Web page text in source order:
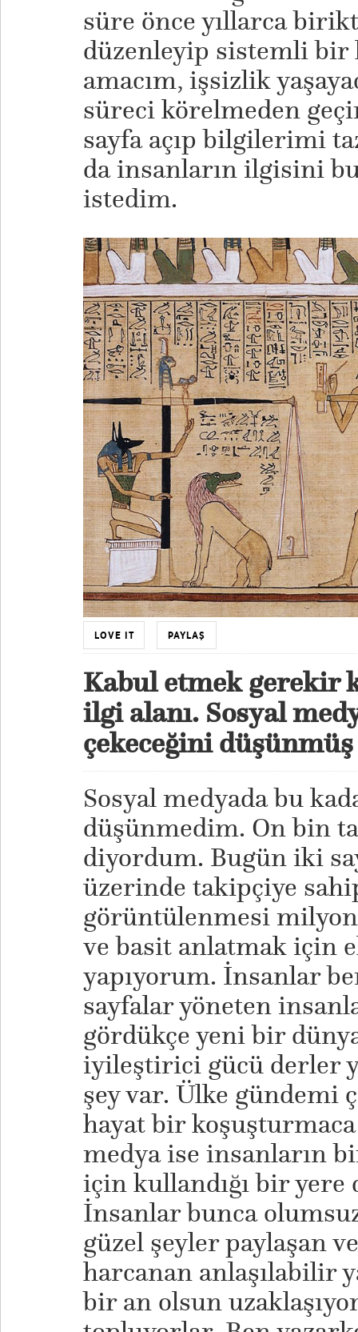
süre önce yıllarca
düzenleyip sistemli bir
amacım, işsizlik
süreci körelmeden
sayfa açıp bilgilerimi
da insanların ilgisini
istedim.
LOVE IT PAYLAŞ
Kabul etmek gerekir
ilgi alanı. Sosyal
çekeceğini
Sosyal medyada bu
düşünmedim. On bin
diyordum. Bugün iki
üzerinde takipçiye
görüntülenmesi
ve basit anlatmak için
yapıyorum. İnsanlar
sayfalar yöneten
gördükçe yeni bir
iyileştirici gücü derler
şey var. Ülke gündemi
hayat bir
medya ise insanların
için kullandığı bir
İnsanlar bunca
güzel şeyler paylaşan
harcanan anlaşılabilir
bir an olsun